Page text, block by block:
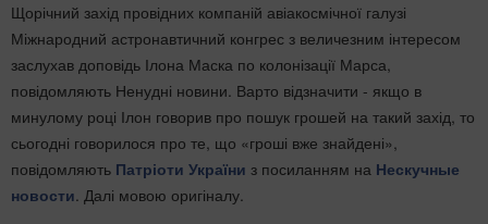
Щорічний захід провідних компаній авіакосмічної галузі
Міжнародний астронавтичний конгрес з величезним інтересом
заслухав доповідь Ілона Маска по колонізації Марса,
повідомляють Ненудні новини. Варто відзначити - якщо в
минулому році Ілон говорив про пошук грошей на такий захід, то
сьогодні говорилося про те, що «гроші вже знайдені»,
повідомляють Патріоти України з посиланням на Нескучные
новости. Далі мовою оригіналу.